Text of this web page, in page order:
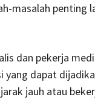
masalah penting
dan pekerja
yang dapat
jauh atau